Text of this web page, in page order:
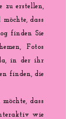
zu erstellen,
dass
finden Sie
Fotos
in der ihr
finden, die
dass
wie